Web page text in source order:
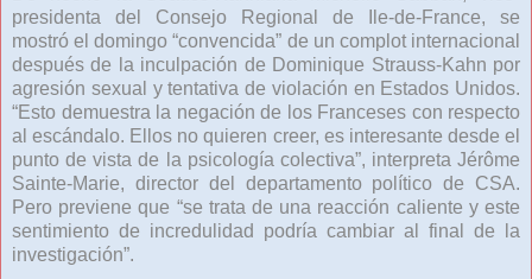
presidenta del Consejo Regional de Ile-de-France, se
mostró el domingo “convencida” de un complot internacional
después de la inculpación de Dominique Strauss-Kahn por
agresión sexual y tentativa de violación en Estados Unidos.
“Esto demuestra la negación de los Franceses con respecto
al escándalo. Ellos no quieren creer, es interesante desde el
punto de vista de la psicología colectiva”, interpreta Jérôme
Sainte-Marie, director del departamento político de CSA.
Pero previene que “se trata de una reacción caliente y este
sentimiento de incredulidad podría cambiar al final de la
investigación”.